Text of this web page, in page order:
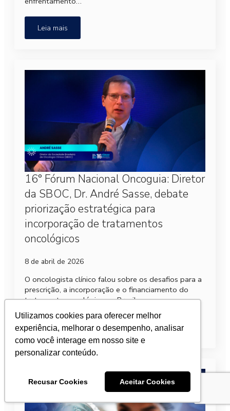
Utilizamos cookies para oferecer melhor
experiência, melhorar o desempenho, analisar
como você interage em nosso site e
personalizar conteúdo.
Recusar Cookies Aceitar Cookies
Leia mais
16° Fórum Nacional Oncoguia: Diretor
da SBOC, Dr. André Sasse, debate
priorização estratégica para
incorporação de tratamentos
oncológicos
8 de abril de 2026
O oncologista clínico falou sobre os desafios para a
prescrição, a incorporação e o financiamento do
tratamento oncológico no Brasil.
Leia mais